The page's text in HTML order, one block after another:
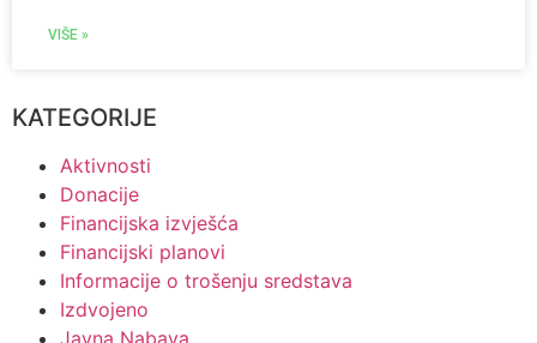
VIŠE »
KATEGORIJE
Aktivnosti
Donacije
Financijska izvješća
Financijski planovi
Informacije o trošenju sredstava
Izdvojeno